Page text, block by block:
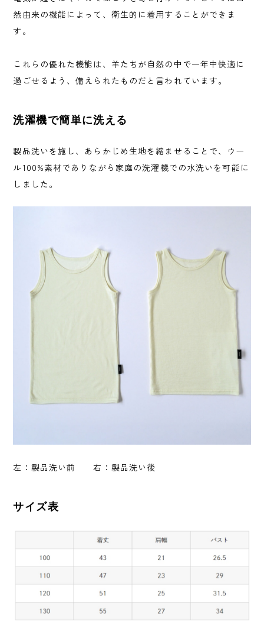
電気が起きにくいのでほこりを寄せ付けづらいといった自
然由来の機能によって、衛生的に着用することができま
これらの優れた機能は、羊たちが自然の中で一年中快適に
製品洗いを施し、あらかじめ生地を縮ませることで、ウー
ル100%素材でありながら家庭の洗濯機での水洗いを可能に